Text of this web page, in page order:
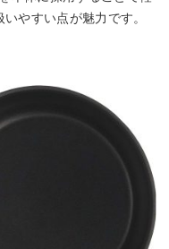
やすい点が魅力です。